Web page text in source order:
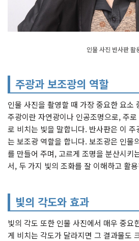
인물 사진 반사판 활
주광과 보조광의 역할
인물 사진을 촬영할 때 가장 중요한 요소
주광이란 자연광이나 인공조명으로, 주
로 비치는 빛을 말합니다. 반사판은 이
는 보조광 역할을 합니다. 보조광은 인물
를 만들어 주며, 고르게 조명을 분산시키
서, 두 가지 빛의 조화를 잘 이해하고 활
빛의 각도와 효과
빛의 각도 또한 인물 사진에서 매우 중요
게 비치는 각도가 달라지면 그 결과물도